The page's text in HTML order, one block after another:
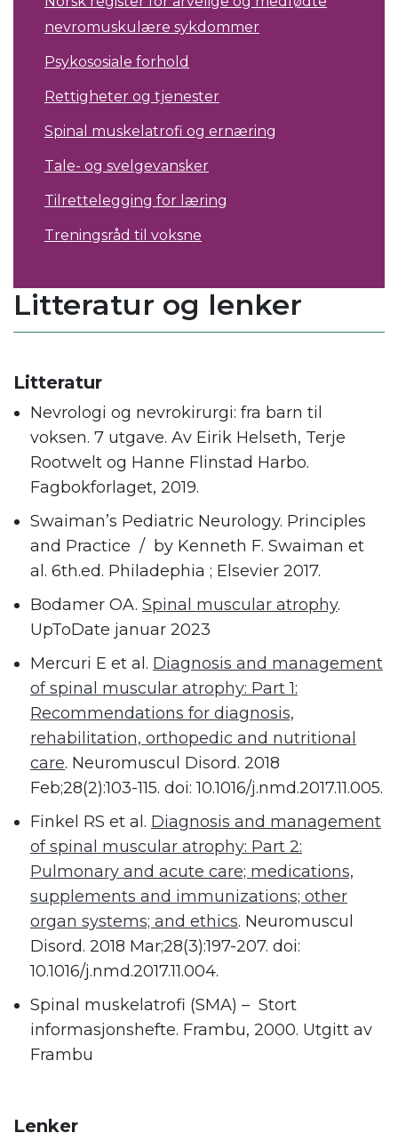
nevromuskulære sykdommer
Psykososiale forhold
Rettigheter og tjenester
Spinal muskelatrofi og ernæring
Tale- og svelgevansker
Tilrettelegging for læring
Treningsråd til voksne
Litteratur og lenker
Litteratur
Nevrologi og nevrokirurgi: fra barn til
voksen. 7 utgave. Av Eirik Helseth, Terje
Rootwelt og Hanne Flinstad Harbo.
Fagbokforlaget, 2019.
Swaiman’s Pediatric Neurology. Principles
and Practice / by Kenneth F. Swaiman et
al. 6th.ed. Philadephia ; Elsevier 2017.
Bodamer OA. Spinal muscular atrophy.
UpToDate januar 2023
Mercuri E et al. Diagnosis and management
of spinal muscular atrophy: Part 1:
Recommendations for diagnosis,
rehabilitation, orthopedic and nutritional
care. Neuromuscul Disord. 2018
Feb;28(2):103-115. doi: 10.1016/j.nmd.2017.11.005.
Finkel RS et al. Diagnosis and management
of spinal muscular atrophy: Part 2:
Pulmonary and acute care; medications,
supplements and immunizations; other
organ systems; and ethics. Neuromuscul
Disord. 2018 Mar;28(3):197-207. doi:
10.1016/j.nmd.2017.11.004.
Spinal muskelatrofi (SMA) – Stort
informasjonshefte. Frambu, 2000. Utgitt av
Frambu
Lenker